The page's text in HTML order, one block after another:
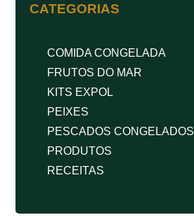
CATEGORIAS
COMIDA CONGELADA
FRUTOS DO MAR
KITS EXPOL
PEIXES
PESCADOS CONGELADOS
PRODUTOS
RECEITAS